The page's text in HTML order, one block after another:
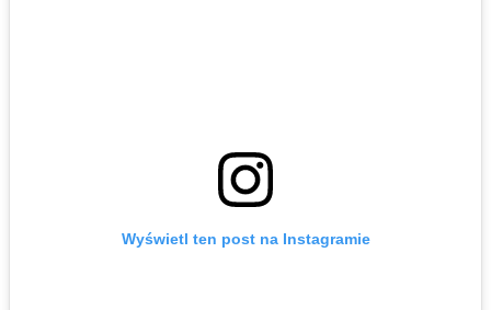
Wyświetl ten post na Instagramie